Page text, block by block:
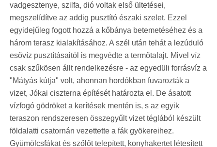
vadgesztenye, szilfa, dió voltak első ültetései,
megszelídítve az addig pusztító északi szelet. Ezzel
egyidejűleg fogott hozzá a kőbánya betemetéséhez és a
három terasz kialakításához. A szél után tehát a lezúduló
esővíz pusztításaitól is megvédte a termőtalajt. Mivel víz
csak szűkösen állt rendelkezésre - az egyedüli forrásvíz a
"Mátyás kútja" volt, ahonnan hordókban fuvarozták a
vizet, Jókai ciszterna építését határozta el. De ásatott
vízfogó gödröket a kerítések mentén is, s az egyik
teraszon rendszeresen összegyűlt vizet téglából készült
földalatti csatornán vezettette a fák gyökereihez.
Gyümölcsfákat és szőlőt telepített, konyhakertet létesített